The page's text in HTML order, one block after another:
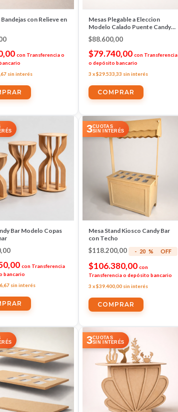
con Relieve en
con Transferencia o
sin interés
Mesas Plegable a Eleccion
Modelo Calado Puente Candy
Bar
$88.600,00
$79.740,00 con Transferencia
o depósito bancario
3 x$29.533,33 sin interés
COMPRAR
Bar Modelo Copas
con Transferencia
bancario
sin interés
3CUOTAS
SIN INTERÉS
Mesa Stand Kiosco Candy Bar
con Techo
$118.200,00 - 20 % OFF
$106.380,00 con
Transferencia o depósito bancario
3 x$39.400,00 sin interés
COMPRAR
3CUOTAS
SIN INTERÉS